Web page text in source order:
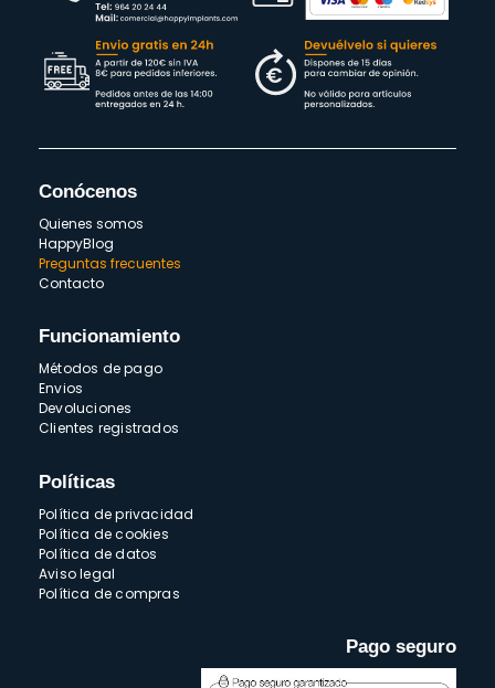
Conócenos
Quienes somos
HappyBlog
Preguntas frecuentes
Contacto
Funcionamiento
Métodos de pago
Envios
Devoluciones
Clientes registrados
Políticas
Política de privacidad
Política de cookies
Política de datos
Aviso legal
Política de compras
Pago seguro